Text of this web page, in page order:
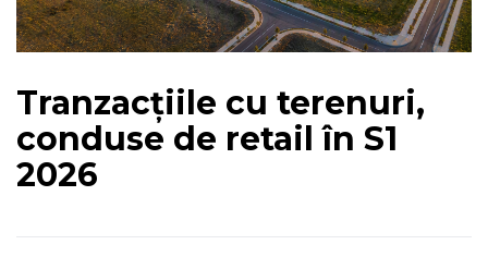
Tranzacțiile cu terenuri,
conduse de retail în S1
2026